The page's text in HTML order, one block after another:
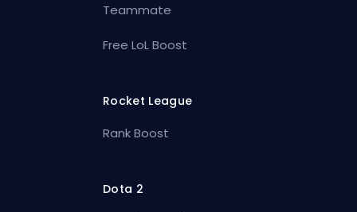
Teammate
Free LoL Boost
Rocket League
Rank Boost
Dota 2